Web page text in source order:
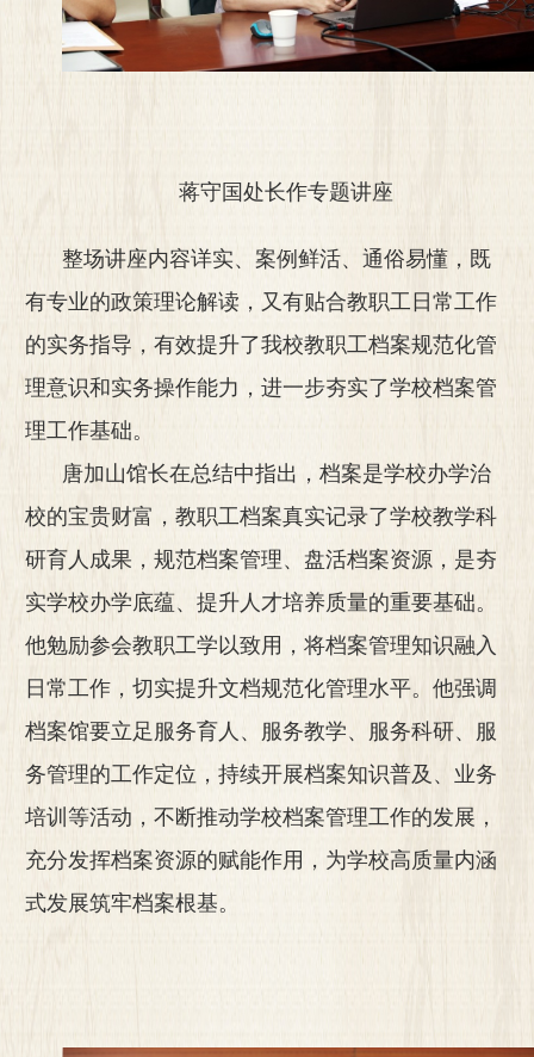
蒋守国处长作专题讲座
整场讲座内容详实、案例鲜活、通俗易懂，既
有专业的政策理论解读，又有贴合教职工日常工作
的实务指导，有效提升了我校教职工档案规范化管
理意识和实务操作能力，进一步夯实了学校档案管
理工作基础。
唐加山馆长在总结中指出，档案是学校办学治
校的宝贵财富，教职工档案真实记录了学校教学科
研育人成果，规范档案管理、盘活档案资源，是夯
实学校办学底蕴、提升人才培养质量的重要基础。
他勉励参会教职工学以致用，将档案管理知识融入
日常工作，切实提升文档规范化管理水平。他强调
档案馆要立足服务育人、服务教学、服务科研、服
务管理的工作定位，持续开展档案知识普及、业务
培训等活动，不断推动学校档案管理工作的发展，
充分发挥档案资源的赋能作用，为学校高质量内涵
式发展筑牢档案根基。